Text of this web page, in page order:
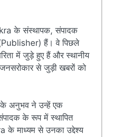
के संस्थापक, संपादक
हैं। वे पिछले
में जुड़े हुए हैं और स्थानीय
से जुड़ी खबरों को
अनुभव ने उन्हें एक
के रूप में स्थापित
माध्यम से उनका उद्देश्य